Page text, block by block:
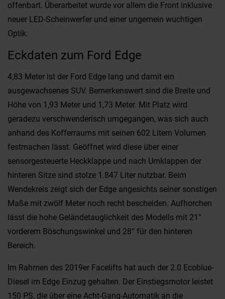
offenbart. Überarbeitet wurde vor allem die Front inklusive
neuer LED-Scheinwerfer und einer ungemein wuchtigen
Optik.
Eckdaten zum Ford Edge
4,83 Meter ist der Ford Edge lang und damit ein
ausgewachsenes SUV. Bemerkenswert sind die Breite und
Höhe von 1,93 Meter und 1,73 Meter. Mit Platz wird
geradezu verschwenderisch umgegangen, was sich auch
anhand des Kofferraums mit seinen 602 Litern Volumen
festmachen lässt. Geöffnet wird diese über einer
sensorgesteuerte Heckklappe und nach Umklappen der
hinteren Sitze sind stolze 1.847 Liter nutzbar. Beim
Wendekreis zeigt sich der Edge angesichts seiner sonstigen
Maße mit zwölf Meter noch recht bescheiden. Aufhorchen
lässt die hohe Geländetauglichkeit des Modells mit 21°
vorderem Böschungswinkel und 28° für den hinteren
Bereich.
Im Rahmen des 2019er Facelifts hat auch der 2.0 Ecoblue-
Diesel im Edge Einzug gehalten. Der Einstiegsmotor leistet
150 PS, die über eine Acht-Gang-Automatik an die